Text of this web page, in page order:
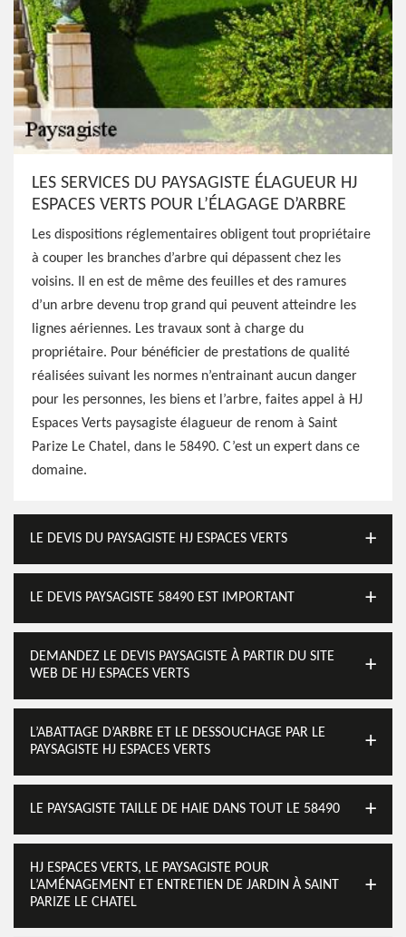
LES SERVICES DU PAYSAGISTE ÉLAGUEUR HJ
ESPACES VERTS POUR L’ÉLAGAGE D’ARBRE
Les dispositions réglementaires obligent tout propriétaire
à couper les branches d’arbre qui dépassent chez les
voisins. Il en est de même des feuilles et des ramures
d’un arbre devenu trop grand qui peuvent atteindre les
lignes aériennes. Les travaux sont à charge du
propriétaire. Pour bénéficier de prestations de qualité
réalisées suivant les normes n’entrainant aucun danger
pour les personnes, les biens et l’arbre, faites appel à HJ
Espaces Verts paysagiste élagueur de renom à Saint
Parize Le Chatel, dans le 58490. C’est un expert dans ce
domaine.
LE DEVIS DU PAYSAGISTE HJ ESPACES VERTS
LE DEVIS PAYSAGISTE 58490 EST IMPORTANT
DEMANDEZ LE DEVIS PAYSAGISTE À PARTIR DU SITE
WEB DE HJ ESPACES VERTS
L’ABATTAGE D’ARBRE ET LE DESSOUCHAGE PAR LE
PAYSAGISTE HJ ESPACES VERTS
LE PAYSAGISTE TAILLE DE HAIE DANS TOUT LE 58490
HJ ESPACES VERTS, LE PAYSAGISTE POUR
L’AMÉNAGEMENT ET ENTRETIEN DE JARDIN À SAINT
PARIZE LE CHATEL